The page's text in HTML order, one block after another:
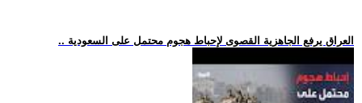
.. العراق يرفع الجاهزية القصوى لإحباط هجوم محتمل على السعودية